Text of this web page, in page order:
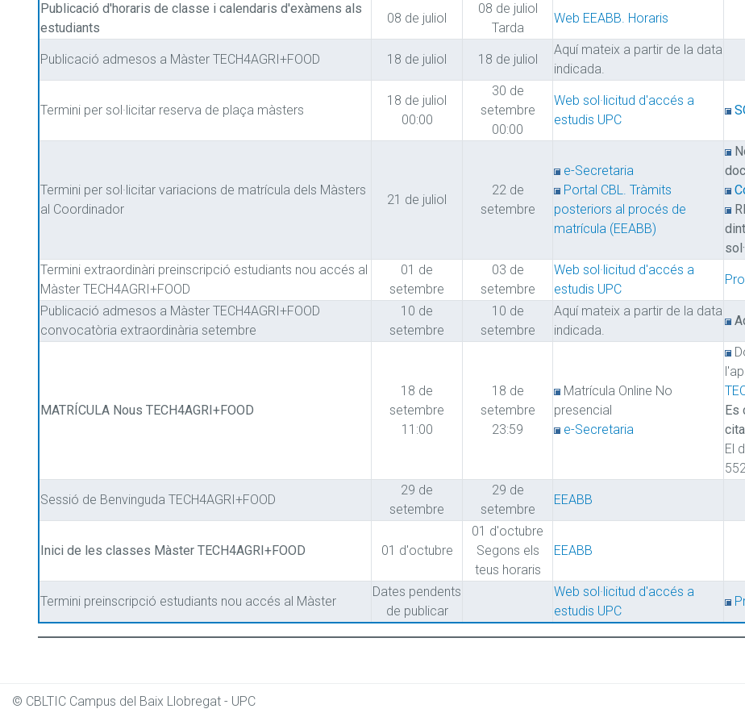
Publicació d'horaris de classe i calendaris d'exàmens als
estudiants
08 de juliol
08 de juliol
Tarda
Web EEABB. Horaris
Publicació admesos a Màster TECH4AGRI+FOOD 18 de juliol 18 de juliol
Aquí mateix a partir de la data
indicada.
Termini per sol·licitar reserva de plaça màsters
18 de juliol
00:00
30 de
setembre
00:00
Web sol·licitud d'accés a
estudis UPC
Termini per sol·licitar variacions de matrícula dels Màsters
al Coordinador
21 de juliol
22 de
setembre
e-Secretaria
Portal CBL. Tràmits
posteriors al procés de
matrícula (EEABB)
Termini extraordinàri preinscripció estudiants nou accés al
Màster TECH4AGRI+FOOD
01 de
setembre
03 de
setembre
Web sol·licitud d'accés a
estudis UPC
Publicació admesos a Màster TECH4AGRI+FOOD
convocatòria extraordinària setembre
10 de
setembre
10 de
setembre
Aquí mateix a partir de la data
indicada.
MATRÍCULA Nous TECH4AGRI+FOOD
18 de
setembre
11:00
18 de
setembre
23:59
Matrícula Online No
presencial
e-Secretaria
Es
El
Sessió de Benvinguda TECH4AGRI+FOOD
29 de
setembre
29 de
setembre
EEABB
Inici de les classes Màster TECH4AGRI+FOOD 01 d'octubre
01 d'octubre
Segons els
teus horaris
EEABB
Termini preinscripció estudiants nou accés al Màster
Dates pendents
de publicar
Web sol·licitud d'accés a
estudis UPC
© CBLTIC Campus del Baix Llobregat - UPC